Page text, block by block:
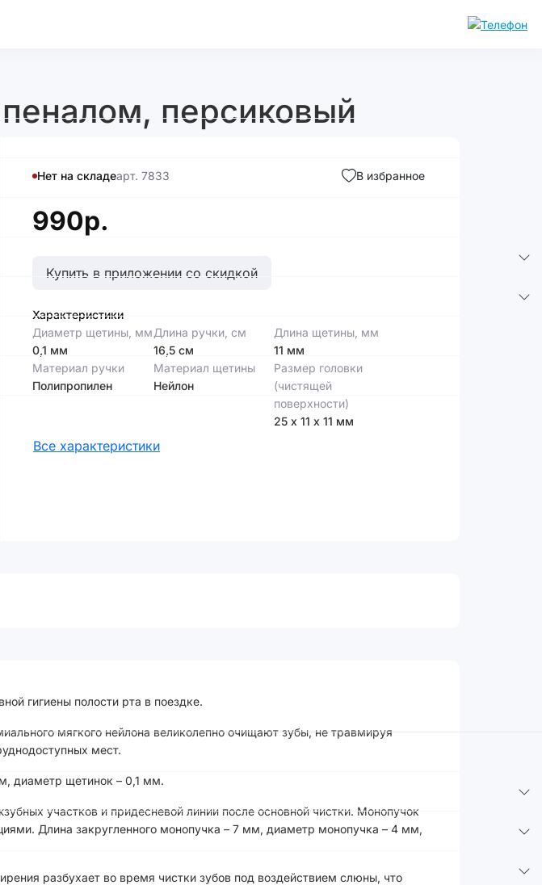
персиковый
Нет на складеарт. 7833 В избранное
990р.
Купить в приложении со скидкой
Характеристики
Диаметр щетины, мм
0,1 мм
Длина ручки, см
16,5 см
Длина щетины, мм
11 мм
Материал ручки
Полипропилен
Материал щетины
Нейлон
Размер головки
(чистящей
поверхности)
25 х 11 х 11 мм
Все характеристики
гигиены полости рта в поездке.
мягкого нейлона великолепно очищают зубы, не травмируя
мест.
диаметр щетинок – 0,1 мм.
участков и придесневой линии после основной чистки. Монопучок
Длина закругленного монопучка – 7 мм, диаметр монопучка – 4 мм,
разбухает во время чистки зубов под воздействием слюны, что